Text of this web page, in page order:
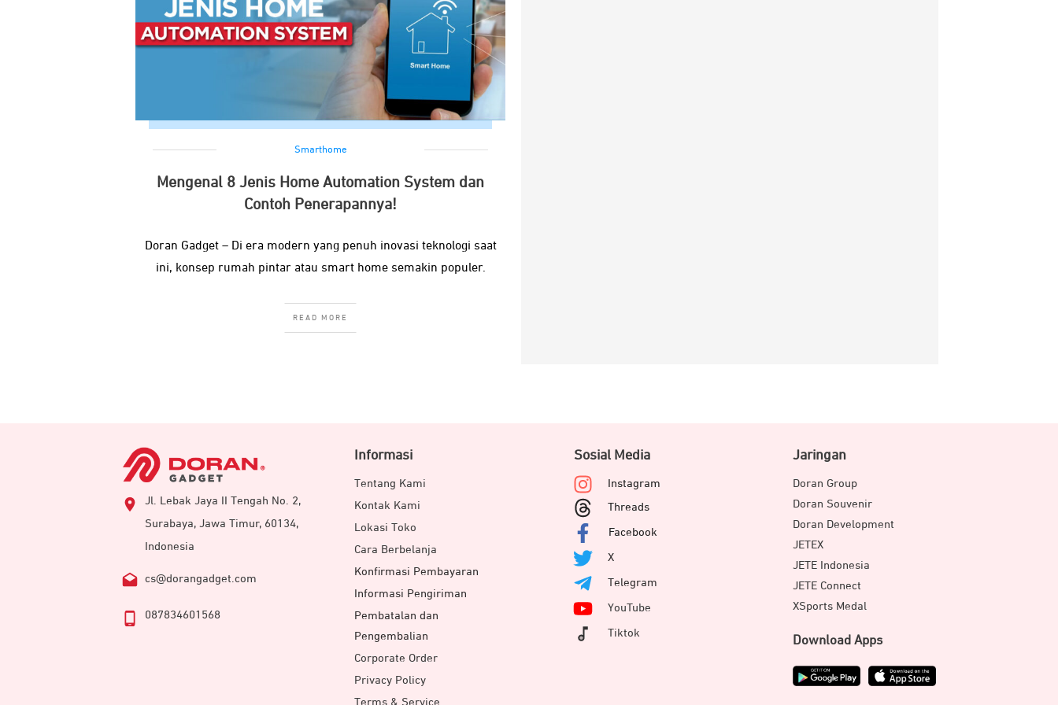
Smarthome
Mengenal 8 Jenis Home Automation System dan
Contoh Penerapannya!
Doran Gadget – Di era modern yang penuh inovasi teknologi saat
ini, konsep rumah pintar atau smart home semakin populer.
READ MORE
Jl. Lebak Jaya II Tengah No. 2,
Surabaya, Jawa Timur, 60134,
Indonesia
cs@dorangadget.com
087834601568
Informasi
Tentang Kami
Kontak Kami
Lokasi Toko
Cara Berbelanja
Konfirmasi Pembayaran
Informasi Pengiriman
Pembatalan dan
Pengembalian
Corporate Order
Privacy Policy
Terms & Service
Sosial Media
Instagram
Threads
Facebook
X
Telegram
YouTube
Tiktok
Jaringan
Doran Group
Doran Souvenir
Doran Development
JETEX
JETE Indonesia
JETE Connect
XSports Medal
Download Apps